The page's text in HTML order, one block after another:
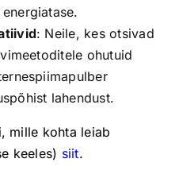
: Neile, kes otsivad
ohutuid
lahendust.
mille kohta leiab
keeles) siit.